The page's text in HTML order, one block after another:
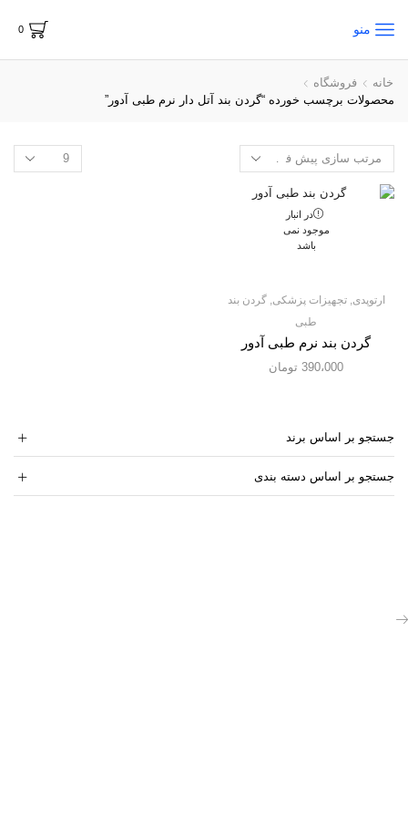
منو 0
خانه
فروشگاه
محصولات برچسب خورده “گردن بند آتل دار نرم طبی آدور”
در انبار
موجود نمی
باشد
ارتوپدی,تجهیزات پزشکی,گردن بند
طبی
گردن بند نرم طبی آدور
390،000 تومان
جستجو بر اساس برند
جستجو بر اساس دسته بندی